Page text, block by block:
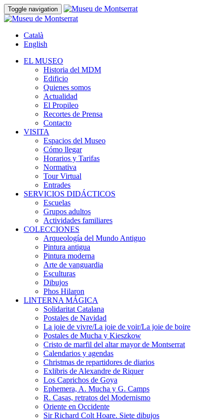
Toggle navigation
Català
English
EL MUSEO
Historia del MDM
Edificio
Quienes somos
Actualidad
El Propileo
Recortes de Prensa
Contacto
VISITA
Espacios del Museo
Cómo llegar
Horarios y Tarifas
Normativa
Tour Virtual
Entrades
SERVICIOS DIDÁCTICOS
Escuelas
Grupos adultos
Actividades familiares
COLECCIONES
Arqueología del Mundo Antiguo
Pintura antigua
Pintura moderna
Arte de vanguardia
Esculturas
Dibujos
Phos Hilaron
LINTERNA MÁGICA
Solidaritat Catalana
Postales de Navidad
La joie de vivre/La joie de voir/La joie de boire
Postales de Mucha y Kieszkow
Cristo de marfil del altar mayor de Montserrat
Calendarios y agendas
Christmas de repartidores de diarios
Exlibris de Alexandre de Riquer
Los Caprichos de Goya
Ephemera, A. Mucha y G. Camps
R. Casas, retratos del Modernismo
Oriente en Occidente
Sir Richard Colt Hoare. Siete dibujos